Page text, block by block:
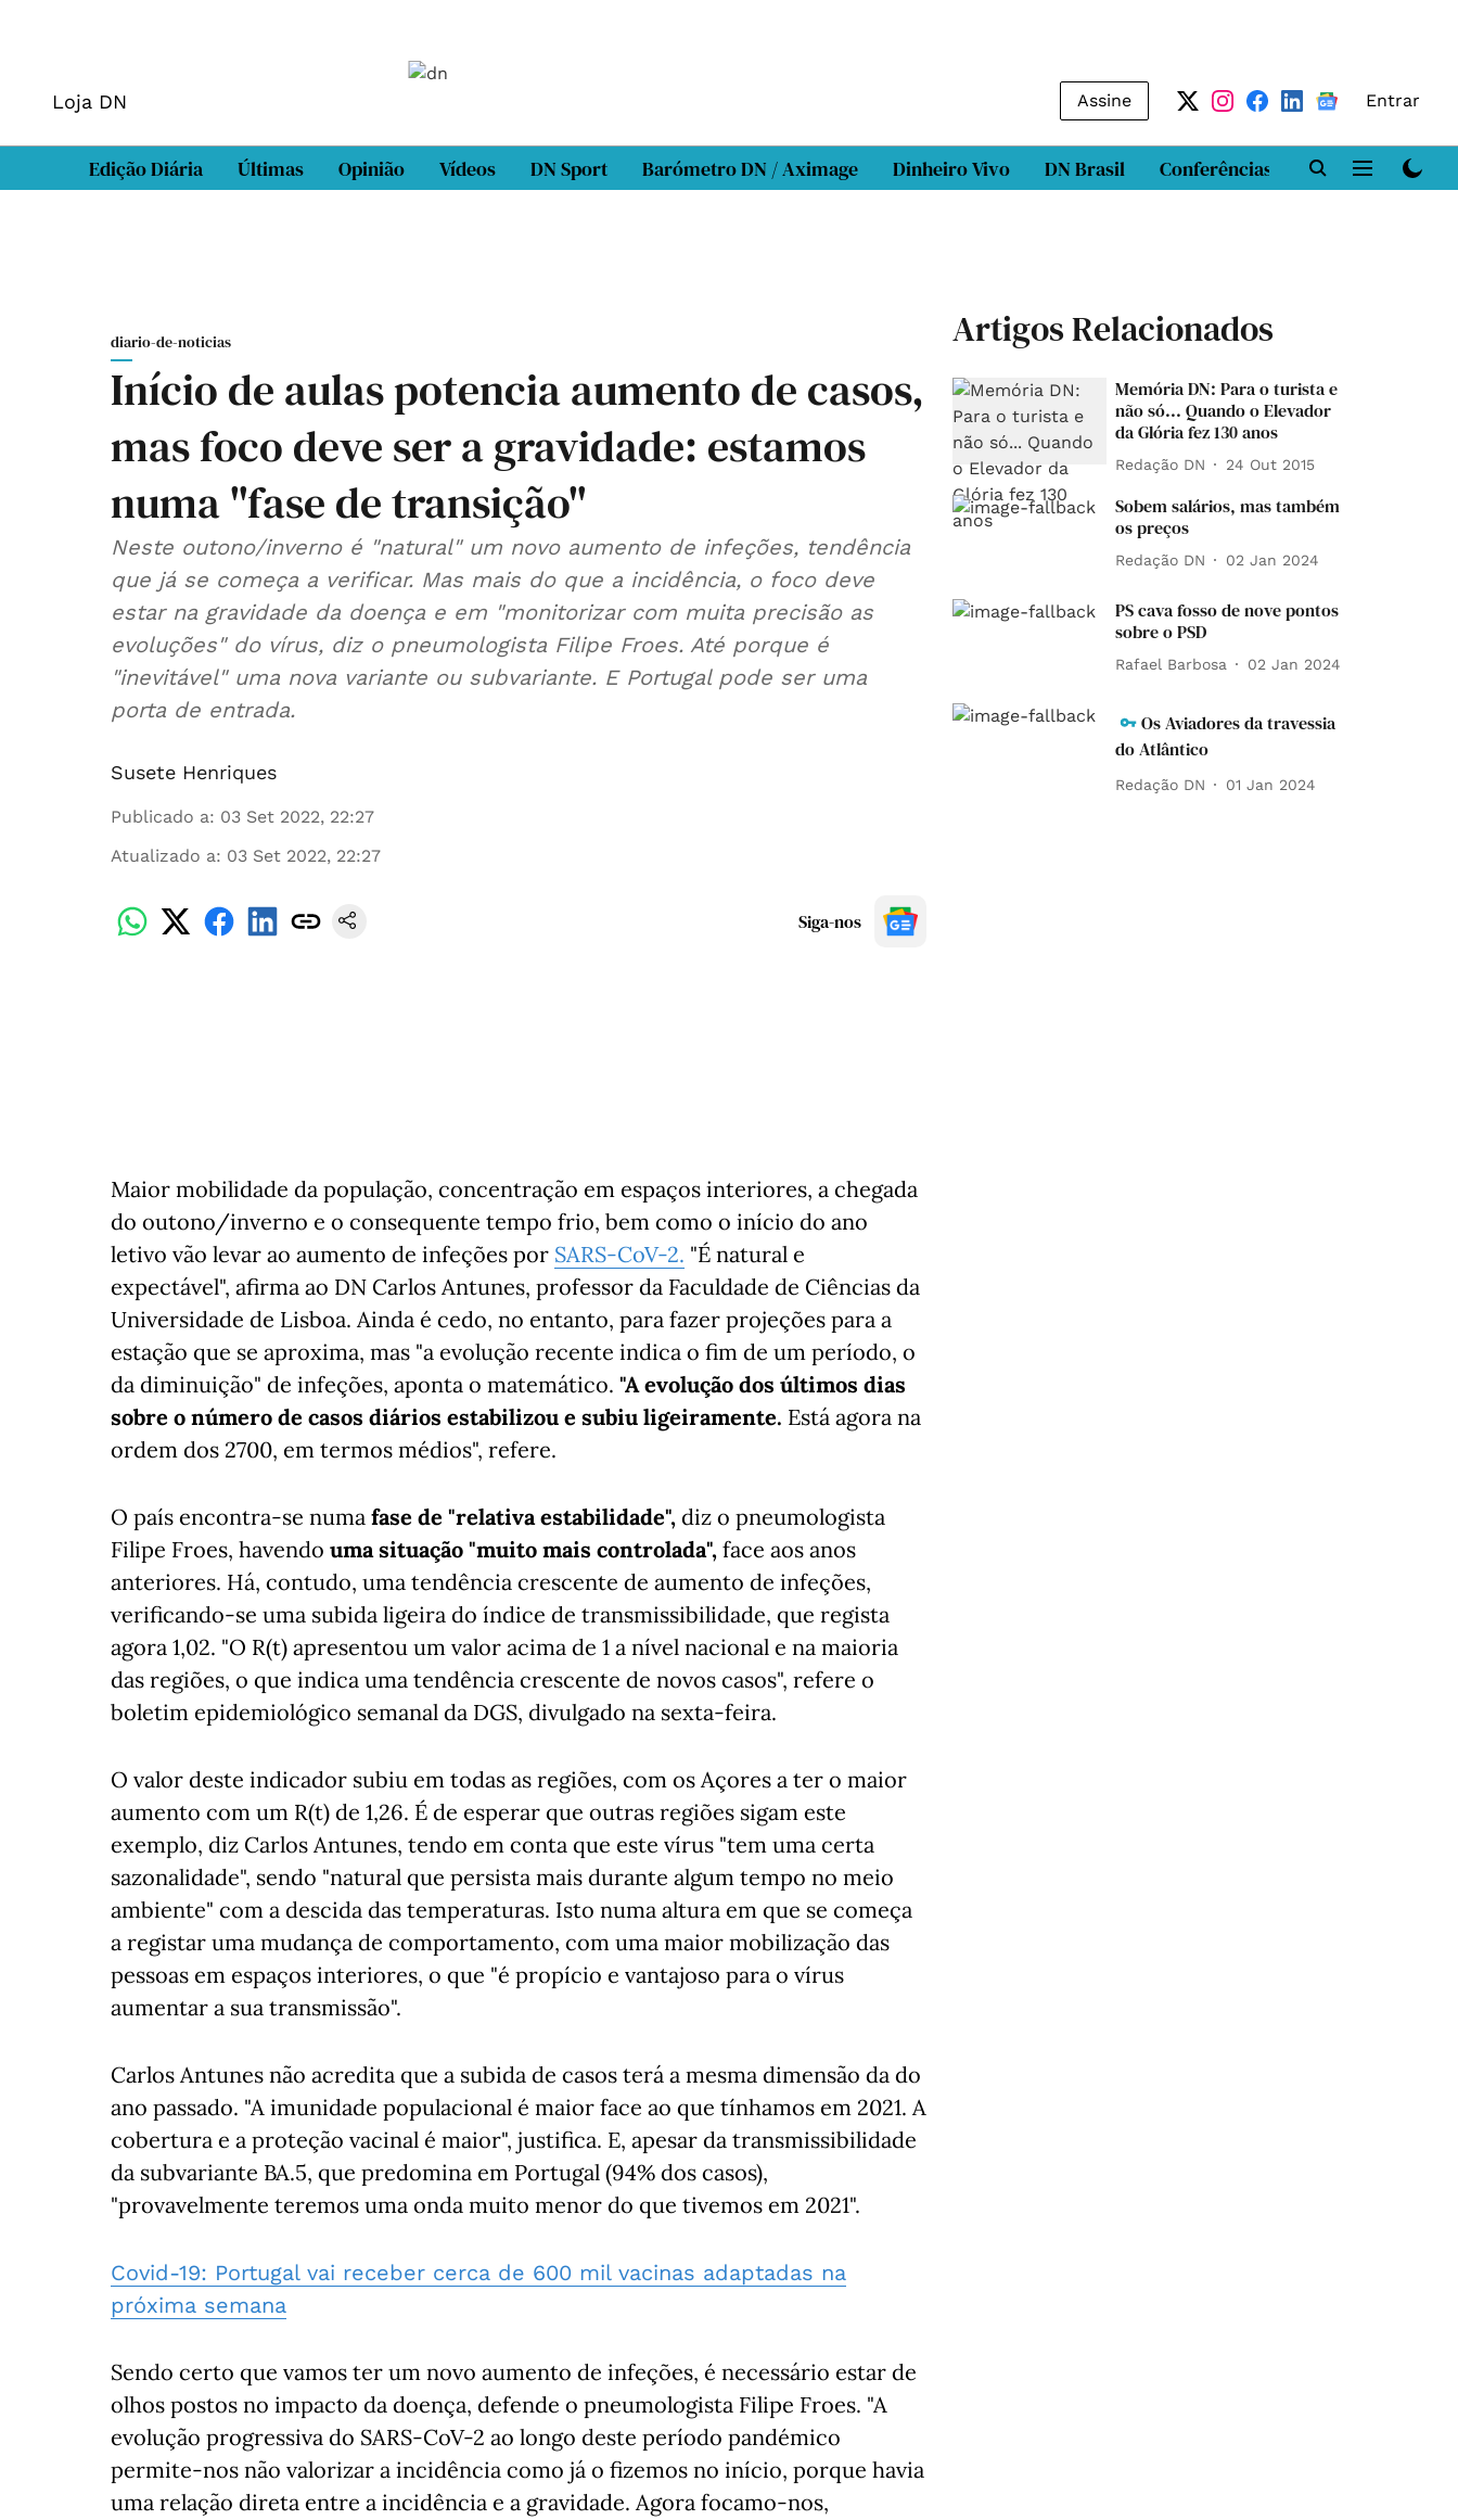
Loja DN Assine Entrar
Edição Diária Últimas Opinião Vídeos DN Sport Barómetro DN / Aximage Dinheiro Vivo DN Brasil Conferências DN LAB
diario-de-noticias
Início de aulas potencia aumento de casos,
mas foco deve ser a gravidade: estamos
numa "fase de transição"
Neste outono/inverno é "natural" um novo aumento de infeções, tendência
que já se começa a verificar. Mas mais do que a incidência, o foco deve
estar na gravidade da doença e em "monitorizar com muita precisão as
evoluções" do vírus, diz o pneumologista Filipe Froes. Até porque é
"inevitável" uma nova variante ou subvariante. E Portugal pode ser uma
porta de entrada.
Susete Henriques
Publicado a: 03 Set 2022, 22:27
Atualizado a: 03 Set 2022, 22:27
Siga-nos
Maior mobilidade da população, concentração em espaços interiores, a chegada
do outono/inverno e o consequente tempo frio, bem como o início do ano
letivo vão levar ao aumento de infeções por SARS-CoV-2. "É natural e
expectável", afirma ao DN Carlos Antunes, professor da Faculdade de Ciências da
Universidade de Lisboa. Ainda é cedo, no entanto, para fazer projeções para a
estação que se aproxima, mas "a evolução recente indica o fim de um período, o
da diminuição" de infeções, aponta o matemático. "A evolução dos últimos dias
sobre o número de casos diários estabilizou e subiu ligeiramente. Está agora na
ordem dos 2700, em termos médios", refere.
O país encontra-se numa fase de "relativa estabilidade", diz o pneumologista
Filipe Froes, havendo uma situação "muito mais controlada", face aos anos
anteriores. Há, contudo, uma tendência crescente de aumento de infeções,
verificando-se uma subida ligeira do índice de transmissibilidade, que regista
agora 1,02. "O R(t) apresentou um valor acima de 1 a nível nacional e na maioria
das regiões, o que indica uma tendência crescente de novos casos", refere o
boletim epidemiológico semanal da DGS, divulgado na sexta-feira.
O valor deste indicador subiu em todas as regiões, com os Açores a ter o maior
aumento com um R(t) de 1,26. É de esperar que outras regiões sigam este
exemplo, diz Carlos Antunes, tendo em conta que este vírus "tem uma certa
sazonalidade", sendo "natural que persista mais durante algum tempo no meio
ambiente" com a descida das temperaturas. Isto numa altura em que se começa
a registar uma mudança de comportamento, com uma maior mobilização das
pessoas em espaços interiores, o que "é propício e vantajoso para o vírus
aumentar a sua transmissão".
Carlos Antunes não acredita que a subida de casos terá a mesma dimensão da do
ano passado. "A imunidade populacional é maior face ao que tínhamos em 2021. A
cobertura e a proteção vacinal é maior", justifica. E, apesar da transmissibilidade
da subvariante BA.5, que predomina em Portugal (94% dos casos),
"provavelmente teremos uma onda muito menor do que tivemos em 2021".
Covid-19: Portugal vai receber cerca de 600 mil vacinas adaptadas na
próxima semana
Sendo certo que vamos ter um novo aumento de infeções, é necessário estar de
olhos postos no impacto da doença, defende o pneumologista Filipe Froes. "A
evolução progressiva do SARS-CoV-2 ao longo deste período pandémico
permite-nos não valorizar a incidência como já o fizemos no início, porque havia
uma relação direta entre a incidência e a gravidade. Agora focamo-nos,
Artigos Relacionados
Memória DN: Para o turista e
não só... Quando o Elevador
da Glória fez 130 anos
Redação DN 24 Out 2015
Sobem salários, mas também
os preços
Redação DN 02 Jan 2024
PS cava fosso de nove pontos
sobre o PSD
Rafael Barbosa 02 Jan 2024
Os Aviadores da travessia
do Atlântico
Redação DN 01 Jan 2024